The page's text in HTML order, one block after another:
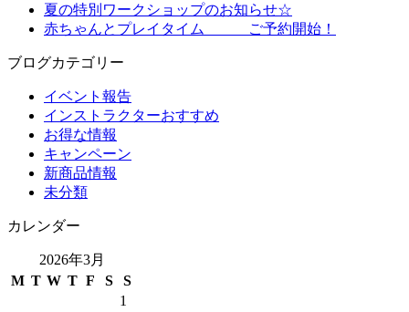
夏の特別ワークショップのお知らせ☆
赤ちゃんとプレイタイム ご予約開始！
ブログカテゴリー
イベント報告
インストラクターおすすめ
お得な情報
キャンペーン
新商品情報
未分類
カレンダー
2026年3月
M T W T F S
S
1